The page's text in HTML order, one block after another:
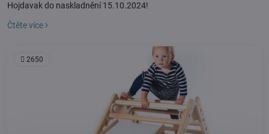
Hojdavak do naskladnění 15.10.2024!
Čtěte více
2650